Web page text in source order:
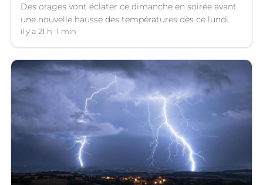
Des orages vont éclater ce dimanche en soirée avant
une nouvelle hausse des températures dès ce lundi.
il y a 21 h 1 min